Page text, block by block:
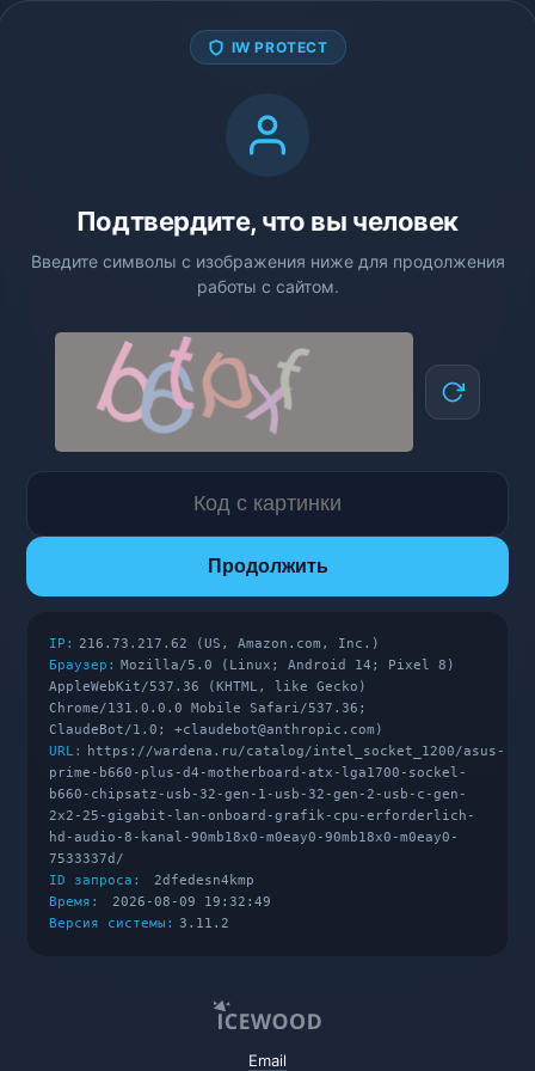
IW PROTECT
Подтвердите, что вы человек
Введите символы с изображения ниже для продолжения
работы с сайтом.
Продолжить
IP: 216.73.217.62 (US, Amazon.com, Inc.)
Браузер: Mozilla/5.0 (Linux; Android 14; Pixel 8)
AppleWebKit/537.36 (KHTML, like Gecko)
Chrome/131.0.0.0 Mobile Safari/537.36;
ClaudeBot/1.0; +claudebot@anthropic.com)
URL:
https://wardena.ru/catalog/intel_socket_1200/asus-
prime-b660-plus-d4-motherboard-atx-lga1700-sockel-
b660-chipsatz-usb-32-gen-1-usb-32-gen-2-usb-c-gen-
2x2-25-gigabit-lan-onboard-grafik-cpu-erforderlich-
hd-audio-8-kanal-90mb18x0-m0eay0-90mb18x0-m0eay0-
7533337d/
ID запроса:
2dfedesn4kmp
Время:
2026-08-09 19:32:49
Версия системы: 3.11.2
Email